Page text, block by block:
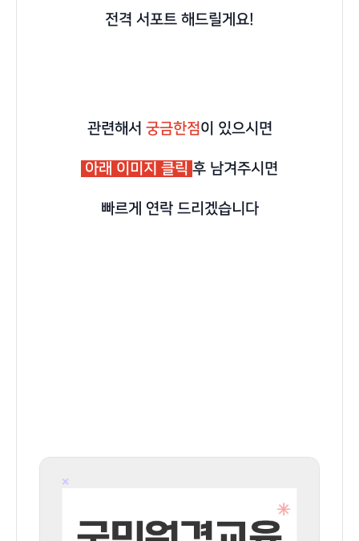
전격 서포트 해드릴게요!
관련해서 궁금한점이 있으시면
아래 이미지 클릭 후 남겨주시면
빠르게 연락 드리겠습니다